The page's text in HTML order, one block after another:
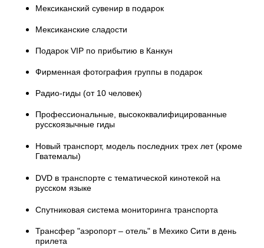
Мексиканский сувенир в подарок
Мексиканские сладости
Подарок VIP по прибытию в Канкун
Фирменная фотография группы в подарок
Радио-гиды (от 10 человек)
Профессиональные, высококвалифицированные
русскоязычные гиды
Новый транспорт, модель последних трех лет (кроме
Гватемалы)
DVD в транспорте с тематической кинотекой на
русском языке
Спутниковая система мониторинга транспорта
Трансфер "аэропорт – отель" в Мехико Сити в день
прилета